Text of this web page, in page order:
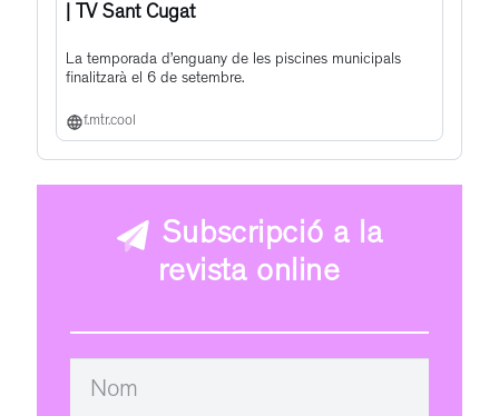
| TV Sant Cugat
La temporada d’enguany de les piscines municipals
finalitzarà el 6 de setembre.
f.mtr.cool
Subscripció a la
revista online